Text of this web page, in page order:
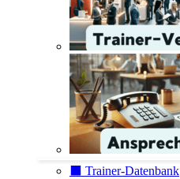
⬛️ Trainer-Datenbank